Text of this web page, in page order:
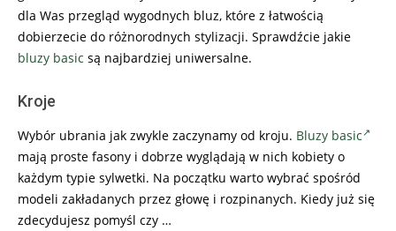
dla Was przegląd wygodnych bluz, które z łatwością
dobierzecie do różnorodnych stylizacji. Sprawdźcie jakie
bluzy basic są najbardziej uniwersalne.
Kroje
Wybór ubrania jak zwykle zaczynamy od kroju. Bluzy basic
mają proste fasony i dobrze wyglądają w nich kobiety o
każdym typie sylwetki. Na początku warto wybrać spośród
modeli zakładanych przez głowę i rozpinanych. Kiedy już się
zdecydujesz pomyśl czy …